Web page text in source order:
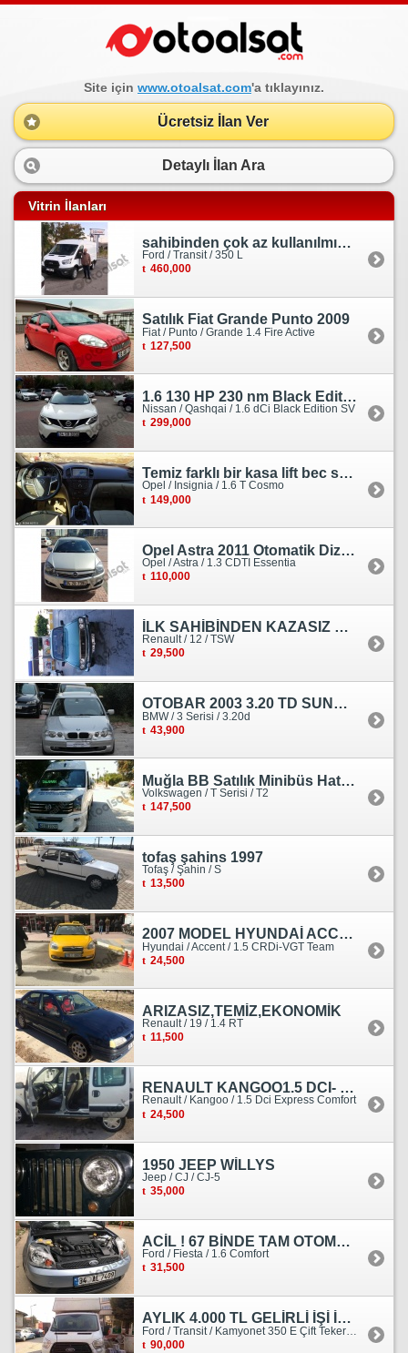
Site için www.otoalsat.com'a tıklayınız.
Ücretsiz İlan Ver
Detaylı İlan Ara
Vitrin İlanları
sahibinden çok az kullanılmış orjinal ford transit
Ford / Transit / 350 L
460,000
Satılık Fiat Grande Punto 2009
Fiat / Punto / Grande 1.4 Fire Active
127,500
1.6 130 HP 230 nm Black Edition servis bakımlı
Nissan / Qashqai / 1.6 dCi Black Edition SV
299,000
Temiz farklı bir kasa lift bec sedan görünümlü heçbek
Opel / Insignia / 1.6 T Cosmo
149,000
Opel Astra 2011 Otomatik Dizel Tramersiz Essentia
Opel / Astra / 1.3 CDTI Essentia
110,000
İLK SAHİBİNDEN KAZASIZ HASARSIZ BOYASIZ DEĞİŞENSİZ TAM ORJİNAL RENO
Renault / 12 / TSW
29,500
OTOBAR 2003 3.20 TD SUNROOF DERİ OTOMATİK DİZEL EMSALSİZ
BMW / 3 Serisi / 3.20d
43,900
Muğla BB Satılık Minibüs Hatı Volkswagen Crafter
Volkswagen / T Serisi / T2
147,500
tofaş şahins 1997
Tofaş / Şahin / S
13,500
2007 MODEL HYUNDAİ ACCENT ERA MOTOR YENİ YAPILDI
Hyundai / Accent / 1.5 CRDi-VGT Team
24,500
ARIZASIZ,TEMİZ,EKONOMİK
Renault / 19 / 1.4 RT
11,500
RENAULT KANGOO1.5 DCI- 138 KM
Renault / Kangoo / 1.5 Dci Express Comfort
24,500
1950 JEEP WİLLYS
Jeep / CJ / CJ-5
35,000
ACİL ! 67 BİNDE TAM OTOMATİK FORD FİESTA
Ford / Fiesta / 1.6 Comfort
31,500
AYLIK 4.000 TL GELİRLİ İŞİ İLE BİRLİKTE SATILIKTIR.
90,000